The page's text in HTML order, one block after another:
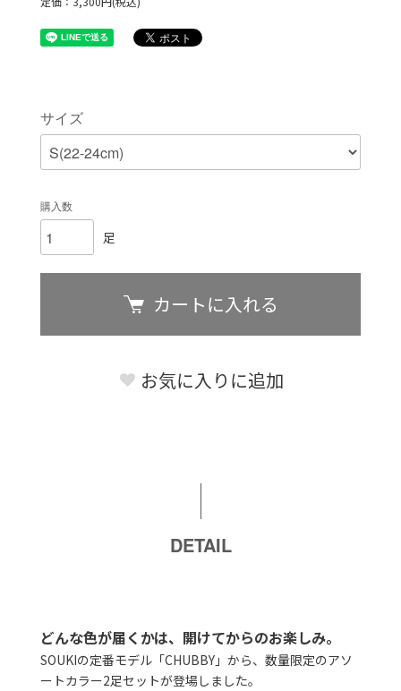
サイズ
購入数
足
カートに入れる
お気に入りに追加
DETAIL
どんな色が届くかは、開けてからのお楽しみ。
SOUKIの定番モデル「CHUBBY」から、数量限定のアソ
ートカラー2足セットが登場しました。